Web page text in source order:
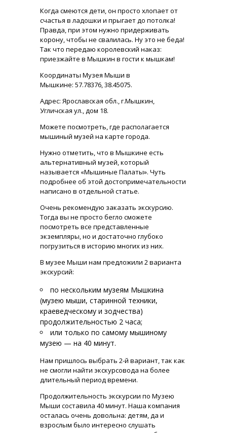
Когда смеются дети, он просто хлопает от
счастья в ладошки и прыгает до потолка!
Правда, при этом нужно придерживать
корону, чтобы не свалилась. Ну это не беда!
Так что передаю королевский наказ:
приезжайте в Мышкин в гости к мышкам!
Координаты Музея Мыши в
Мышкине: 57.78376, 38.45075.
Адрес: Ярославская обл., г.Мышкин,
Угличская ул., дом 18.
Можете посмотреть, где располагается
мышиный музей на карте города.
Нужно отметить, что в Мышкине есть
альтернативный музей, который
называется «Мышиные Палаты». Чуть
подробнее об этой достопримечательности
написано в отдельной статье.
Очень рекомендую заказать экскурсию.
Тогда вы не просто бегло сможете
посмотреть все представленные
экземпляры, но и достаточно глубоко
погрузиться в историю многих из них.
В музее Мыши нам предложили 2 варианта
экскурсий:
по нескольким музеям Мышкина
(музею мыши, старинной техники,
краеведческому и зодчества)
продолжительностью 2 часа;
или только по самому мышиному
музею — на 40 минут.
Нам пришлось выбрать 2-й вариант, так как
не смогли найти экскурсовода на более
длительный период времени.
Продолжительность экскурсии по Музею
Мыши составила 40 минут. Наша компания
осталась очень довольна: детям, да и
взрослым было интересно слушать